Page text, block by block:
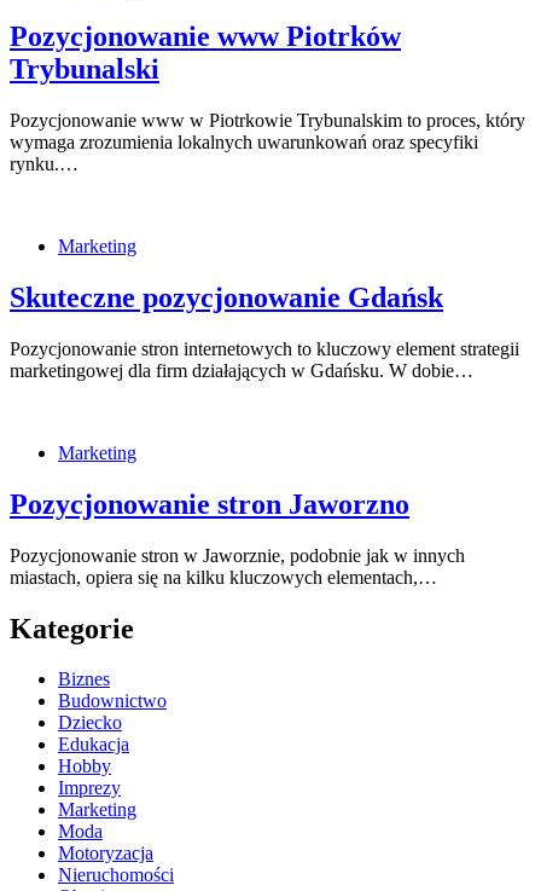
Pozycjonowanie www Piotrków
Trybunalski
Pozycjonowanie www w Piotrkowie Trybunalskim to proces, który
wymaga zrozumienia lokalnych uwarunkowań oraz specyfiki
rynku.…
Marketing
Skuteczne pozycjonowanie Gdańsk
Pozycjonowanie stron internetowych to kluczowy element strategii
marketingowej dla firm działających w Gdańsku. W dobie…
Marketing
Pozycjonowanie stron Jaworzno
Pozycjonowanie stron w Jaworznie, podobnie jak w innych
miastach, opiera się na kilku kluczowych elementach,…
Kategorie
Biznes
Budownictwo
Dziecko
Edukacja
Hobby
Imprezy
Marketing
Moda
Motoryzacja
Nieruchomości